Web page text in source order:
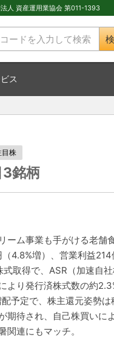
人 資産運用業協会 第011-1393
ス
目株
3銘柄
ム事業も手がける老舗
4.8%増）、営業利益
取得で、ASR（加速自
より発行済株式数の約
予定で、株主還元姿勢
期待され、自己株買いに
連にもマッチ。